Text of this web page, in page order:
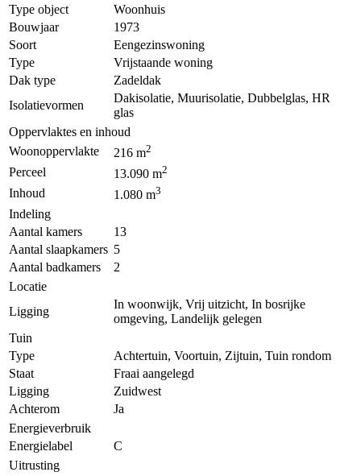
Type object
Woonhuis
Bouwjaar
1973
Soort
Eengezinswoning
Type
Vrijstaande woning
Dak type
Zadeldak
Isolatievormen
Dakisolatie, Muurisolatie, Dubbelglas, HR
glas
Oppervlaktes en inhoud
Woonoppervlakte
216 m2
Perceel 13.090 m2
Inhoud 1.080 m3
Indeling
Aantal kamers
13
Aantal slaapkamers 5
Aantal badkamers
2
Locatie
Ligging
In woonwijk, Vrij uitzicht, In bosrijke
omgeving, Landelijk gelegen
Tuin
Type
Achtertuin, Voortuin, Zijtuin, Tuin rondom
Staat
Fraai aangelegd
Ligging
Zuidwest
Achterom
Ja
Energieverbruik
Energielabel
C
Uitrusting